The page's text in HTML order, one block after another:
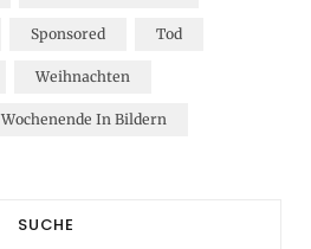
Sponsored Tod
Weihnachten
Wochenende In Bildern
SUCHE